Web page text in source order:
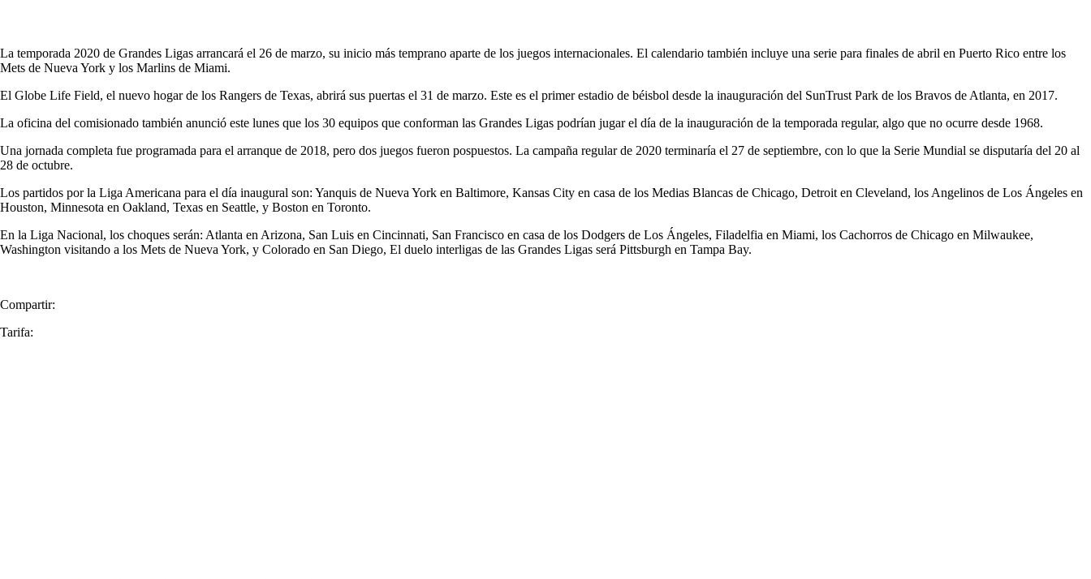
La temporada 2020 de Grandes Ligas arrancará el 26 de marzo, su inicio más temprano aparte de los juegos internacionales. El calendario también incluye una serie para finales de abril en Puerto Rico entre los
Mets de Nueva York y los Marlins de Miami.
El Globe Life Field, el nuevo hogar de los Rangers de Texas, abrirá sus puertas el 31 de marzo. Este es el primer estadio de béisbol desde la inauguración del SunTrust Park de los Bravos de Atlanta, en 2017.
La oficina del comisionado también anunció este lunes que los 30 equipos que conforman las Grandes Ligas podrían jugar el día de la inauguración de la temporada regular, algo que no ocurre desde 1968.
Una jornada completa fue programada para el arranque de 2018, pero dos juegos fueron pospuestos. La campaña regular de 2020 terminaría el 27 de septiembre, con lo que la Serie Mundial se disputaría del 20 al
28 de octubre.
Los partidos por la Liga Americana para el día inaugural son: Yanquis de Nueva York en Baltimore, Kansas City en casa de los Medias Blancas de Chicago, Detroit en Cleveland, los Angelinos de Los Ángeles en
Houston, Minnesota en Oakland, Texas en Seattle, y Boston en Toronto.
En la Liga Nacional, los choques serán: Atlanta en Arizona, San Luis en Cincinnati, San Francisco en casa de los Dodgers de Los Ángeles, Filadelfia en Miami, los Cachorros de Chicago en Milwaukee,
Washington visitando a los Mets de Nueva York, y Colorado en San Diego, El duelo interligas de las Grandes Ligas será Pittsburgh en Tampa Bay.
Compartir:
Tarifa: